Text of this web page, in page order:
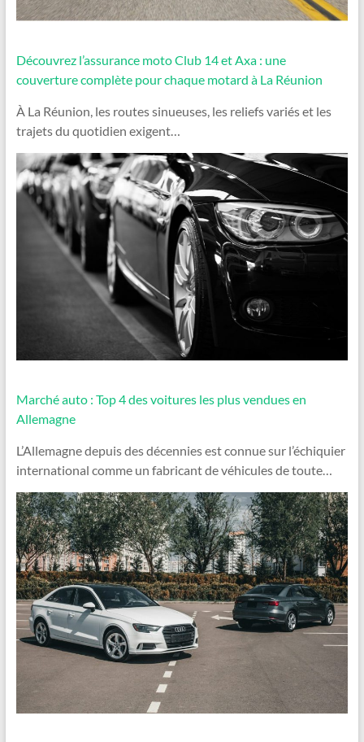
Découvrez l’assurance moto Club 14 et Axa : une
couverture complète pour chaque motard à La Réunion
À La Réunion, les routes sinueuses, les reliefs variés et les
trajets du quotidien exigent…
Marché auto : Top 4 des voitures les plus vendues en
Allemagne
L’Allemagne depuis des décennies est connue sur l’échiquier
international comme un fabricant de véhicules de toute…